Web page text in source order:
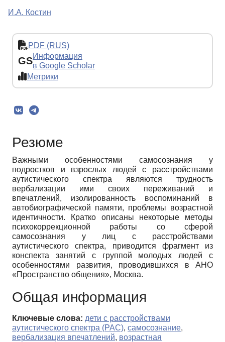
И.А. Костин
PDF (RUS)
GSИнформация
в Google Scholar
Метрики
Резюме
Важными особенностями самосознания у
подростков и взрослых людей с расстройствами
аутистического спектра являются трудность
вербализации ими своих переживаний и
впечатлений, изолированность воспоминаний в
автобиографической памяти, проблемы возрастной
идентичности. Кратко описаны некоторые методы
психокоррекционной работы со сферой
самосознания у лиц с расстройствами
аутистического спектра, приводится фрагмент из
конспекта занятий с группой молодых людей с
особенностями развития, проводившихся в АНО
«Пространство общения», Москва.
Общая информация
Ключевые слова: дети с расстройствами
аутистического спектра (РАС), самосознание,
вербализация впечатлений, возрастная